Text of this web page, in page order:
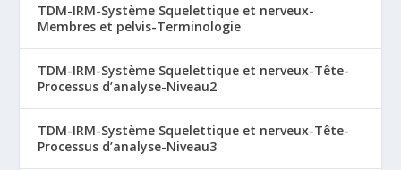
TDM-IRM-Système Squelettique et nerveux-
Membres et pelvis-Terminologie
TDM-IRM-Système Squelettique et nerveux-Tête-
Processus d’analyse-Niveau2
TDM-IRM-Système Squelettique et nerveux-Tête-
Processus d’analyse-Niveau3